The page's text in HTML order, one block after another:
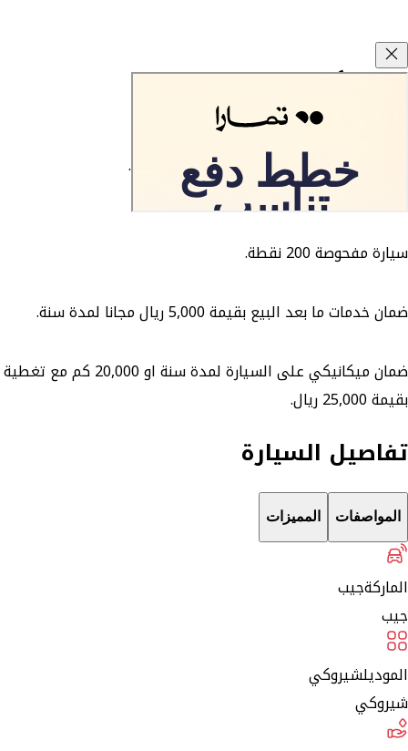
وعود كارزفد
ضمان ارجاع السيارة المستعملة خلال 10 أيام.
تطبق الشروط والاحكام.
سيارة مفحوصة 200 نقطة.
ضمان خدمات ما بعد البيع بقيمة 5,000 ريال مجانا لمدة سنة.
ضمان ميكانيكي على السيارة لمدة سنة او 20,000 كم مع تغطية
بقيمة 25,000 ريال.
تفاصيل السيارة
المواصفات المميزات
الماركةجيب
جيب
الموديلشيروكي
شيروكي